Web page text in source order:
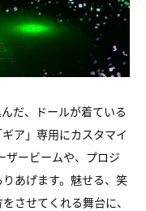
だ、ドールが着ている
ア」専用にカスタマイ
ザービームや、プロジ
あげます。魅せる、笑
させてくれる舞台に、